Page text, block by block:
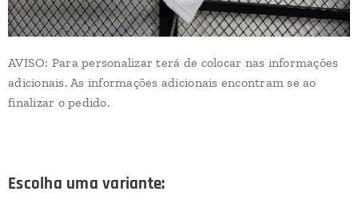
AVISO: Para personalizar terá de colocar nas informações
adicionais. As informações adicionais encontram se ao
finalizar o pedido.
Escolha uma variante: